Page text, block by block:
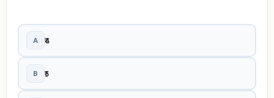
A ₹4
B ₹5